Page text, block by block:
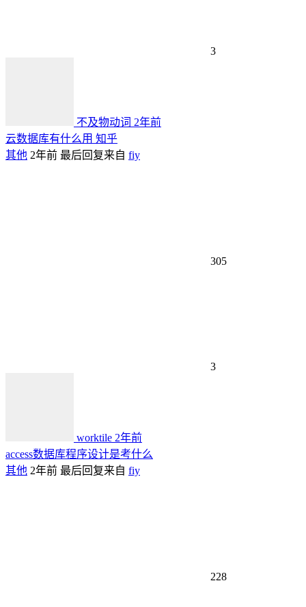
3
不及物动词 2年前
云数据库有什么用 知乎
其他 2年前 最后回复来自 fiy
305
3
worktile 2年前
access数据库程序设计是考什么
其他 2年前 最后回复来自 fiy
228